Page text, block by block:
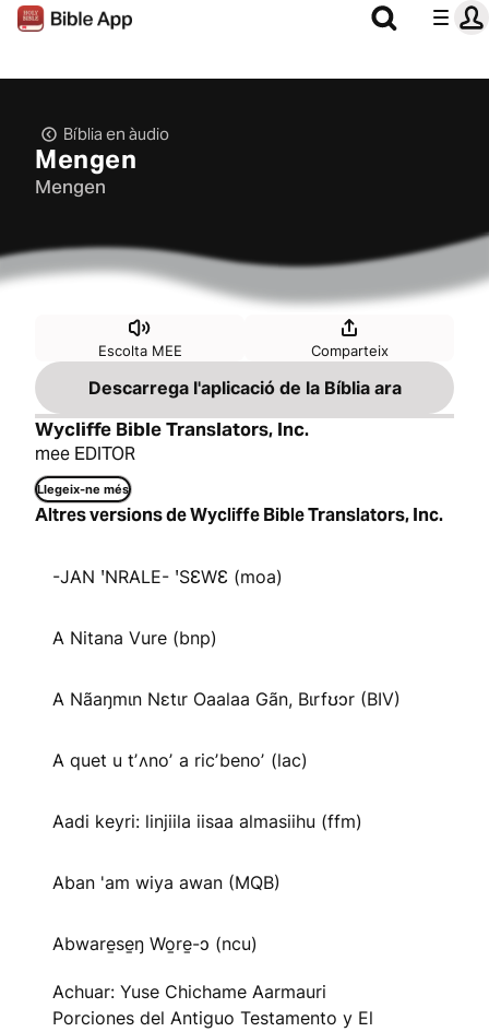
Bíblia en àudio
Mengen
Mengen
Escolta MEE Comparteix
Descarrega l'aplicació de la Bíblia ara
Wycliffe Bible Translators, Inc.
mee EDITOR
Llegeix-ne més
Altres versions de Wycliffe Bible Translators, Inc.
-JAN ꞌNRALE- ꞌSƐWƐ (moa)
A Nitana Vure (bnp)
A Nãaŋmɩn Nɛtɩr Oaalaa Gãn, Bɩrfʊɔr (BIV)
A quet u tʼʌnoʼ a ricʼbenoʼ (lac)
Aadi keyri: linjiila iisaa almasiihu (ffm)
Aban 'am wiya awan (MQB)
Abware̱se̱ŋ Wo̱re̱-ɔ (ncu)
Achuar: Yuse Chichame Aarmauri
Porciones del Antiguo Testamento y El